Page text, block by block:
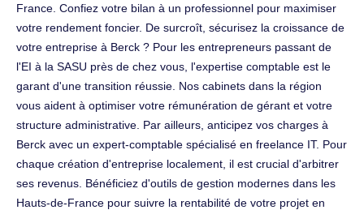
France. Confiez votre bilan à un professionnel pour maximiser
votre rendement foncier. De surcroît, sécurisez la croissance de
votre entreprise à Berck ? Pour les entrepreneurs passant de
l'EI à la SASU près de chez vous, l'expertise comptable est le
garant d'une transition réussie. Nos cabinets dans la région
vous aident à optimiser votre rémunération de gérant et votre
structure administrative. Par ailleurs, anticipez vos charges à
Berck avec un expert-comptable spécialisé en freelance IT. Pour
chaque création d'entreprise localement, il est crucial d'arbitrer
ses revenus. Bénéficiez d'outils de gestion modernes dans les
Hauts-de-France pour suivre la rentabilité de votre projet en